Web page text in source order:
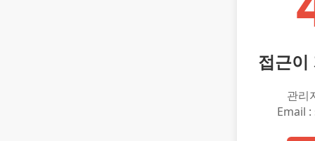
접근이
관리
Email